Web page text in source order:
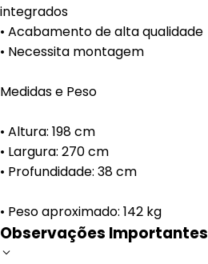
integrados
• Acabamento de alta qualidade
• Necessita montagem
Medidas e Peso
• Altura: 198 cm
• Largura: 270 cm
• Profundidade: 38 cm
• Peso aproximado: 142 kg
Observações Importantes